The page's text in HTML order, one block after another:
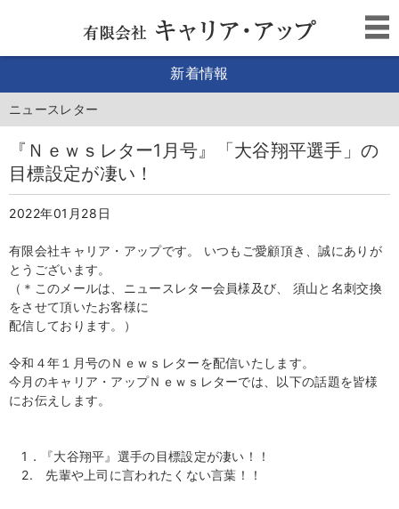
新着情報
ニュースレター
『Ｎｅｗｓレター1月号』「大谷翔平選手」の
目標設定が凄い！
2022年01月28日
有限会社キャリア・アップです。 いつもご愛顧頂き、誠にありが
とうございます。
（＊このメールは、ニュースレター会員様及び、 須山と名刺交換
をさせて頂いたお客様に
配信しております。）
令和４年１月号のＮｅｗｓレターを配信いたします。
今月のキャリア・アップＮｅｗｓレターでは、 以下の話題を皆様
にお伝えします。
1．『大谷翔平』選手の目標設定が凄い！！
2. 先輩や上司に言われたくない言葉！！